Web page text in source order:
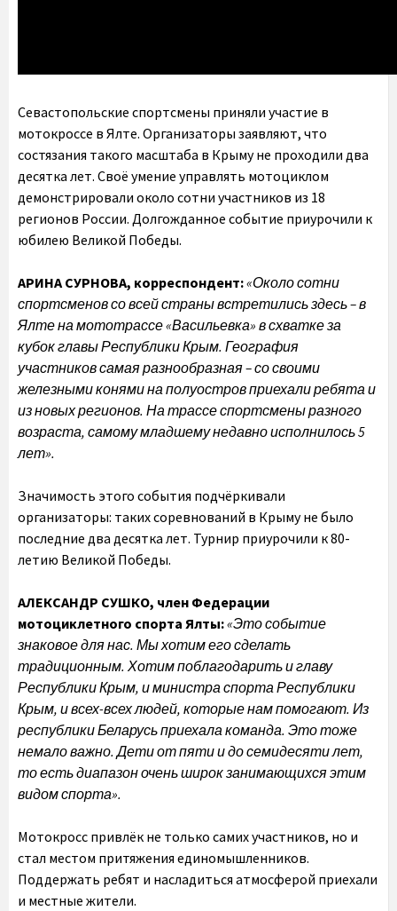
Севастопольские спортсмены приняли участие в
мотокроссе в Ялте. Организаторы заявляют, что
состязания такого масштаба в Крыму не проходили два
десятка лет. Своё умение управлять мотоциклом
демонстрировали около сотни участников из 18
регионов России. Долгожданное событие приурочили к
юбилею Великой Победы.
АРИНА СУРНОВА, корреспондент:«Около сотни
спортсменов со всей страны встретились здесь – в
Ялте на мототрассе «Васильевка» в схватке за
кубок главы Республики Крым. География
участников самая разнообразная – со своими
железными конями на полуостров приехали ребята и
из новых регионов. На трассе спортсмены разного
возраста, самому младшему недавно исполнилось 5
лет».
Значимость этого события подчёркивали
организаторы: таких соревнований в Крыму не было
последние два десятка лет. Турнир приурочили к 80-
летию Великой Победы.
АЛЕКСАНДР СУШКО, член Федерации
мотоциклетного спорта Ялты:«Это событие
знаковое для нас. Мы хотим его сделать
традиционным. Хотим поблагодарить и главу
Республики Крым, и министра спорта Республики
Крым, и всех-всех людей, которые нам помогают. Из
республики Беларусь приехала команда. Это тоже
немало важно. Дети от пяти и до семидесяти лет,
то есть диапазон очень широк занимающихся этим
видом спорта».
Мотокросс привлёк не только самих участников, но и
стал местом притяжения единомышленников.
Поддержать ребят и насладиться атмосферой приехали
и местные жители.